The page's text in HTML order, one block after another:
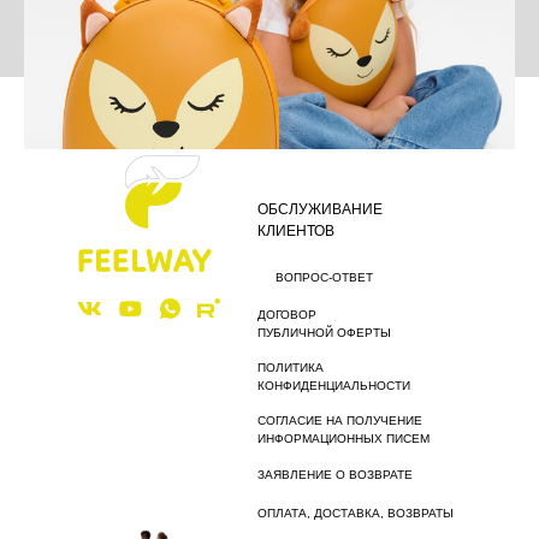
НОВИНКИ FEELWAY ИЛИ БЕЗ ЧЕГО НЕ
ОБОЙТИСЬ В ПЕРЕЛЕТЕ?
ПОДРОБНЕЕ
РЕБЕНКОМ БОЛЕЕ КОМФОРТНЫМ С
ПОМОЩЬЮ ПРАВИЛЬНО ВЫБРАННОГО
ОБСЛУЖИВАНИЕ
КЛИЕНТОВ
ВОПРОС-ОТВЕТ
ДОГОВОР
ПУБЛИЧНОЙ ОФЕРТЫ
ПОЛИТИКА
КОНФИДЕНЦИАЛЬНОСТИ
ЗАЯВЛЕНИЕ О ВОЗВРАТЕ
ОПЛАТА, ДОСТАВКА, ВОЗВРАТЫ
СОГЛАСИЕ НА ПОЛУЧЕНИЕ
ИНФОРМАЦИОННЫХ ПИСЕМ